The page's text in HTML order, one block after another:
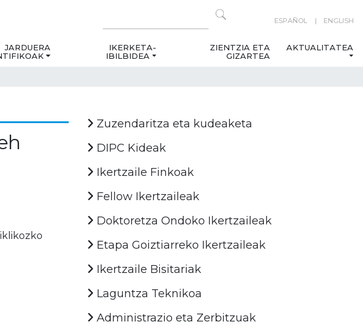
ESPAÑOL ENGLISH
JARDUERA
IKERKETA-
IBILBIDEA
ZIENTZIA ETA
GIZARTEA
AKTUALITATEA
Zuzendaritza eta kudeaketa
DIPC Kideak
Ikertzaile Finkoak
Fellow Ikertzaileak
Doktoretza Ondoko Ikertzaileak
Etapa Goiztiarreko Ikertzaileak
Ikertzaile Bisitariak
Laguntza Teknikoa
Administrazio eta Zerbitzuak